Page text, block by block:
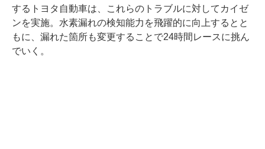
するトヨタ自動車は、これらのトラブルに対してカイゼ
ンを実施。水素漏れの検知能力を飛躍的に向上するとと
もに、漏れた箇所も変更することで24時間レースに挑ん
でいく。